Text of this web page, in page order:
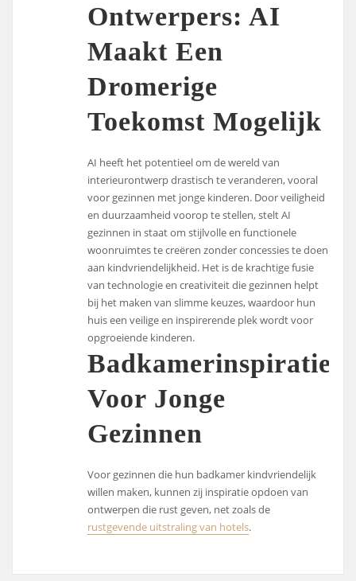
Ontwerpers: AI
Maakt Een
Dromerige
Toekomst Mogelijk
AI heeft het potentieel om de wereld van
interieurontwerp drastisch te veranderen, vooral
voor gezinnen met jonge kinderen. Door veiligheid
en duurzaamheid voorop te stellen, stelt AI
gezinnen in staat om stijlvolle en functionele
woonruimtes te creëren zonder concessies te doen
aan kindvriendelijkheid. Het is de krachtige fusie
van technologie en creativiteit die gezinnen helpt
bij het maken van slimme keuzes, waardoor hun
huis een veilige en inspirerende plek wordt voor
opgroeiende kinderen.
Badkamerinspiratie
Voor Jonge
Gezinnen
Voor gezinnen die hun badkamer kindvriendelijk
willen maken, kunnen zij inspiratie opdoen van
ontwerpen die rust geven, net zoals de
rustgevende uitstraling van hotels.